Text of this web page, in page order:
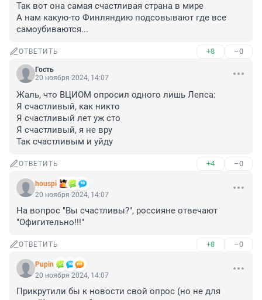
Так вот она самая счастливая страна в мире
А нам какую-то Финляндию подсовывают где все
самоубиваются...
ОТВЕТИТЬ +8 –0
Гость
20 ноября 2024, 14:07
Жаль, что ВЦИОМ опросил одного лишь Лепса:
Я счастливый, как никто
Я счастливый лет уж сто
Я счастливый, я не вру
Так счастливым и уйду
ОТВЕТИТЬ +4 –0
houspi
20 ноября 2024, 14:07
На вопрос "Вы счастливы?", россияне отвечают
"Офигительно!!!"
ОТВЕТИТЬ +8 –0
Pupin
20 ноября 2024, 14:07
Прикрутили бы к новости свой опрос (но не для